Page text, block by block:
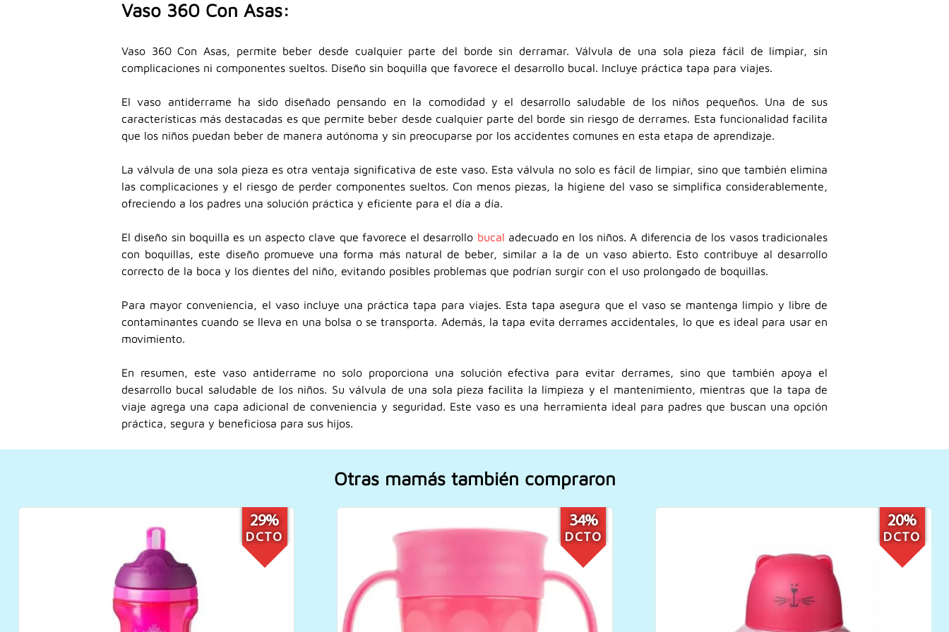
Vaso 360 Con Asas:
Vaso 360 Con Asas, permite beber desde cualquier parte del borde sin derramar. Válvula de una sola pieza fácil de limpiar, sin
complicaciones ni componentes sueltos. Diseño sin boquilla que favorece el desarrollo bucal. Incluye práctica tapa para viajes.
El vaso antiderrame ha sido diseñado pensando en la comodidad y el desarrollo saludable de los niños pequeños. Una de sus
características más destacadas es que permite beber desde cualquier parte del borde sin riesgo de derrames. Esta funcionalidad facilita
que los niños puedan beber de manera autónoma y sin preocuparse por los accidentes comunes en esta etapa de aprendizaje.
La válvula de una sola pieza es otra ventaja significativa de este vaso. Esta válvula no solo es fácil de limpiar, sino que también elimina
las complicaciones y el riesgo de perder componentes sueltos. Con menos piezas, la higiene del vaso se simplifica considerablemente,
ofreciendo a los padres una solución práctica y eficiente para el día a día.
El diseño sin boquilla es un aspecto clave que favorece el desarrollo bucal adecuado en los niños. A diferencia de los vasos tradicionales
con boquillas, este diseño promueve una forma más natural de beber, similar a la de un vaso abierto. Esto contribuye al desarrollo
correcto de la boca y los dientes del niño, evitando posibles problemas que podrían surgir con el uso prolongado de boquillas.
Para mayor conveniencia, el vaso incluye una práctica tapa para viajes. Esta tapa asegura que el vaso se mantenga limpio y libre de
contaminantes cuando se lleva en una bolsa o se transporta. Además, la tapa evita derrames accidentales, lo que es ideal para usar en
movimiento.
En resumen, este vaso antiderrame no solo proporciona una solución efectiva para evitar derrames, sino que también apoya el
desarrollo bucal saludable de los niños. Su válvula de una sola pieza facilita la limpieza y el mantenimiento, mientras que la tapa de
viaje agrega una capa adicional de conveniencia y seguridad. Este vaso es una herramienta ideal para padres que buscan una opción
práctica, segura y beneficiosa para sus hijos.
Otras mamás también compraron
17%
DCTO
14%
DCTO
28%
DCTO